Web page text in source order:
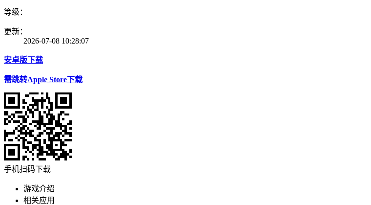
等级：
更新：
2026-07-08 10:28:07
安卓版下载
需跳转Apple Store下载
手机扫码下载
游戏介绍
相关应用